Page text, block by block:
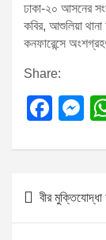
ঢাকা-২০ আসনের
কবির, আশুলিয়া
কনফারেন্সে
Share:
F
c
e
b
M
n
P
বীর